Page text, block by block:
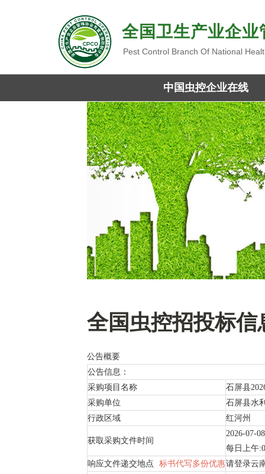
全国卫生产业企
Pest Control Branch Of National
中国虫控企业在线
全国虫控招投标信
公告概要
公告信息：
采购项目名称
石屏县
采购单位
石屏县水
行政区域
红河州
获取采购文件时间
2026-07-
每日上午
响应文件递交地点
标书代写多份优惠请登录云